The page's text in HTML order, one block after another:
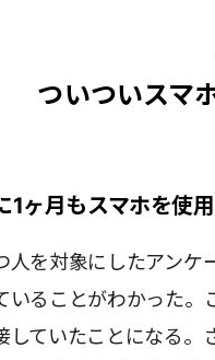
ついついスマ
1ヶ月もスマホを使
人を対象にしたアン
いることがわかった。
していたことになる。